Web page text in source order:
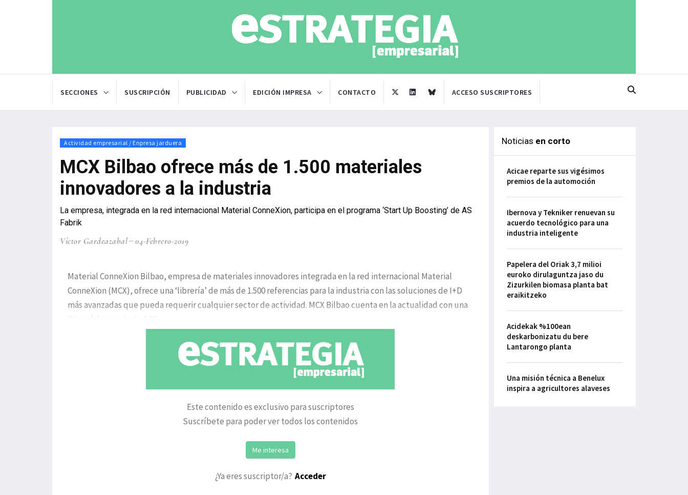
SECCIONES SUSCRIPCIÓN PUBLICIDAD EDICIÓN IMPRESA CONTACTO ACCESO SUSCRIPTORES
Actividad empresarial / Enpresa jarduera
MCX Bilbao ofrece más de 1.500 materiales
innovadores a la industria
La empresa, integrada en la red internacional Material ConneXion, participa en el programa ‘Start Up Boosting’ de AS
Fabrik
Víctor Gardeazabal 04-Febrero-2019
Material ConneXion Bilbao, empresa de materiales innovadores integrada en la red internacional Material
ConneXion (MCX), ofrece una ‘librería’ de más de 1.500 referencias para la industria con las soluciones de I+D
más avanzadas que pueda requerir cualquier sector de actividad. MCX Bilbao cuenta en la actualidad con una
‘librería’ con más de 1.50
Este contenido es exclusivo para suscriptores
Suscríbete para poder ver todos los contenidos
Me interesa
¿Ya eres suscriptor/a? Acceder
Noticias en corto
Acicae reparte sus vigésimos
premios de la automoción
Ibernova y Tekniker renuevan su
acuerdo tecnológico para una
industria inteligente
Papelera del Oriak 3,7 milioi
euroko dirulaguntza jaso du
Zizurkilen biomasa planta bat
eraikitzeko
Acidekak %100ean
deskarbonizatu du bere
Lantarongo planta
Una misión técnica a Benelux
inspira a agricultores alaveses